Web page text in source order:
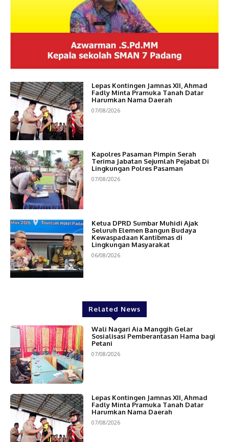
Lepas Kontingen Jamnas XII, Ahmad
Fadly Minta Pramuka Tanah Datar
Harumkan Nama Daerah
07/08/2026
Kapolres Pasaman Pimpin Serah
Terima Jabatan Sejumlah Pejabat Di
Lingkungan Polres Pasaman
07/08/2026
Ketua DPRD Sumbar Muhidi Ajak
Seluruh Elemen Bangun Budaya
Kewaspadaan Kantibmas di
Lingkungan Masyarakat
06/08/2026
Related News
Wali Nagari Aia Manggih Gelar
Sosialisasi Pemberantasan Hama bagi
Petani
07/08/2026
Lepas Kontingen Jamnas XII, Ahmad
Fadly Minta Pramuka Tanah Datar
Harumkan Nama Daerah
07/08/2026